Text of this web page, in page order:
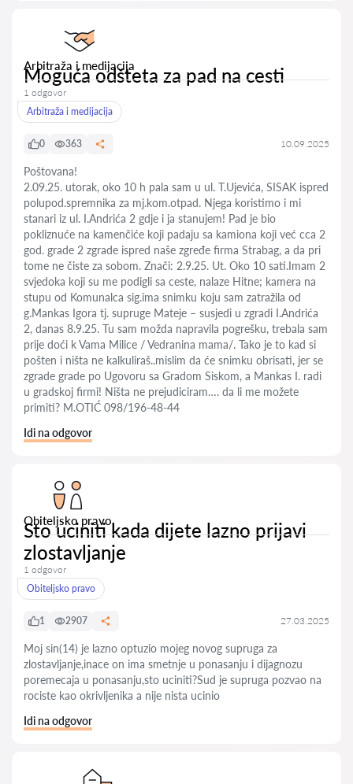
Arbitraža i medijacija
Moguća odšteta za pad na cesti
1 odgovor
Arbitraža i medijacija
0 363 10.09.2025
Poštovana!
2.09.25. utorak, oko 10 h pala sam u ul. T.Ujevića, SISAK ispred
polupod.spremnika za mj.kom.otpad. Njega koristimo i mi
stanari iz ul. I.Andrića 2 gdje i ja stanujem! Pad je bio
pokliznuće na kamenčiće koji padaju sa kamiona koji već cca 2
god. grade 2 zgrade ispred naše zgređe firma Strabag, a da pri
tome ne čiste za sobom. Znači: 2.9.25. Ut. Oko 10 sati.Imam 2
svjedoka koji su me podigli sa ceste, nalaze Hitne; kamera na
stupu od Komunalca sig.ima snimku koju sam zatražila od
g.Mankas Igora tj. supruge Mateje – susjedi u zgradi I.Andrića
2, danas 8.9.25. Tu sam možda napravila pogrešku, trebala sam
prije doći k Vama Milice / Vedranina mama/. Tako je to kad si
pošten i ništa ne kalkuliraš..mislim da će snimku obrisati, jer se
zgrade grade po Ugovoru sa Gradom Siskom, a Mankas I. radi
u gradskoj firmi! Ništa ne prejudiciram…. da li me možete
primiti? M.OTIĆ 098/196-48-44
Idi na odgovor
Obiteljsko pravo
Sto uciniti kada dijete lazno prijavi
zlostavljanje
1 odgovor
Obiteljsko pravo
1 2907 27.03.2025
Moj sin(14) je lazno optuzio mojeg novog supruga za
zlostavljanje,inace on ima smetnje u ponasanju i dijagnozu
poremecaja u ponasanju,sto uciniti?Sud je supruga pozvao na
rociste kao okrivljenika a nije nista ucinio
Idi na odgovor